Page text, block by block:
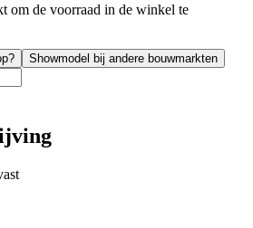
om de voorraad in de winkel te
Showmodel bij andere bouwmarkten